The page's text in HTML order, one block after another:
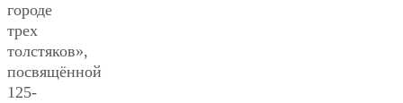
городе
трех
толстяков»,
посвящённой
125-